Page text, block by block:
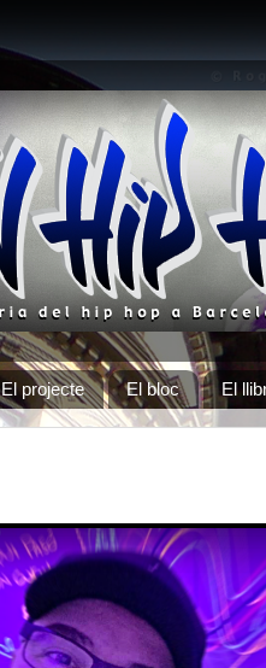
El projecte El bloc El